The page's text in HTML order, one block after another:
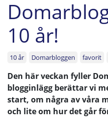
10 år!
10 år Domarbloggen favorit
Den här veckan fyller
blogginlägg berättar vi
start, om några av våra
och lite om hur det går